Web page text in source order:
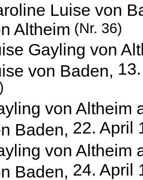
Luise von
Altheim (Nr. 36)
Gayling von
von Baden,
von Altheim
Baden, 22. April
von Altheim
Baden, 24. April